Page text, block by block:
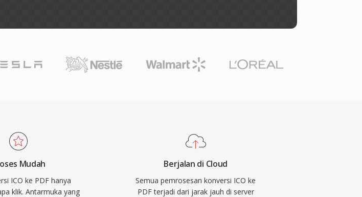
Mudah
ICO ke PDF hanya
klik. Antarmuka yang
Berjalan di Cloud
Semua pemrosesan konversi ICO ke
PDF terjadi dari jarak jauh di server